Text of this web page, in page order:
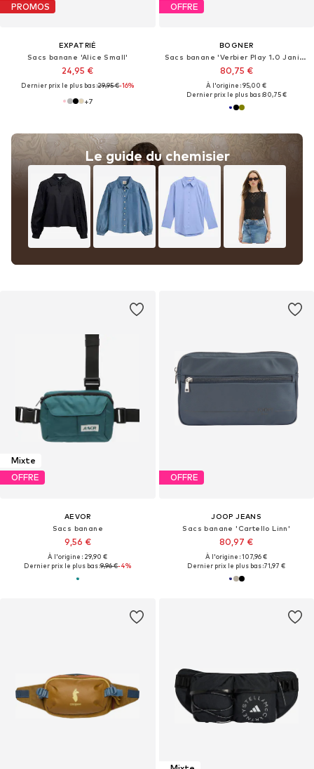
PROMOS
EXPATRIÉ
Sacs banane 'Alice Small'
24,95 €
Dernier prix le plus bas :29,95 €-16%
+7
OFFRE
BOGNER
Sacs banane 'Verbier Play 1.0 Janica'
80,75 €
À l'origine : 95,00 €
Dernier prix le plus bas :80,75 €
Le guide du chemisier
Mixte
OFFRE
AEVOR
Sacs banane
9,56 €
À l'origine : 29,90 €
Dernier prix le plus bas :9,96 €-4%
OFFRE
JOOP JEANS
Sacs banane 'Cartello Linn'
80,97 €
À l'origine : 107,96 €
Dernier prix le plus bas :71,97 €